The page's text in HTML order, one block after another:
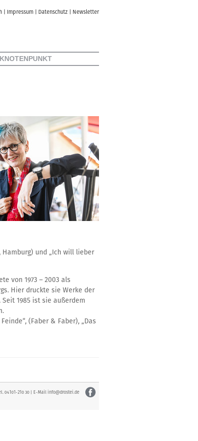
Impressum Datenschutz Newsletter
Hamburg) und „Ich will lieber
von 1973 – 2003 als
Hier druckte sie Werke der
1985 ist sie außerdem
(Faber & Faber), „Das
04101-210 30 | E-Mail info@drostei.de